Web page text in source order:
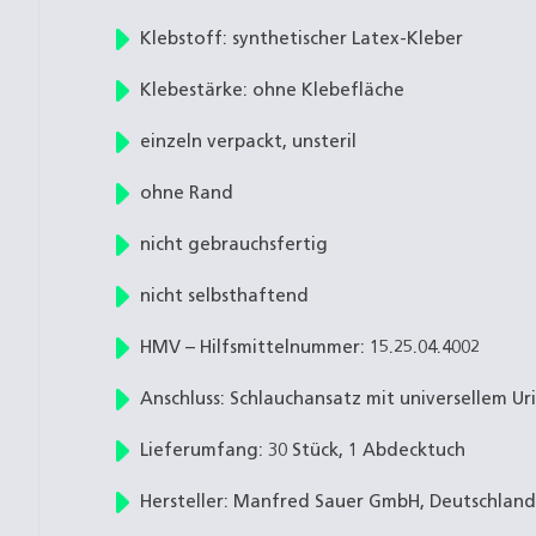
Klebstoff: synthetischer Latex-Kleber
Klebestärke: ohne Klebefläche
einzeln verpackt, unsteril
ohne Rand
nicht gebrauchsfertig
nicht selbsthaftend
HMV – Hilfsmittelnummer: 15.25.04.4002
Anschluss: Schlauchansatz mit universellem
Lieferumfang: 30 Stück, 1 Abdecktuch
Hersteller: Manfred Sauer GmbH, Deutschland